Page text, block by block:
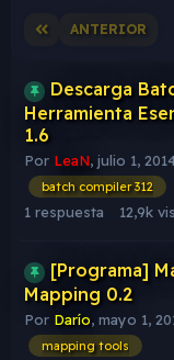
ANTERIOR
Descarga
Herramienta
1.6
Por LeaN, julio 1,
batch compiler 312
1 respuesta 12,9k
[Programa]
Mapping 0.2
Por Darío, mayo 1,
mapping tools